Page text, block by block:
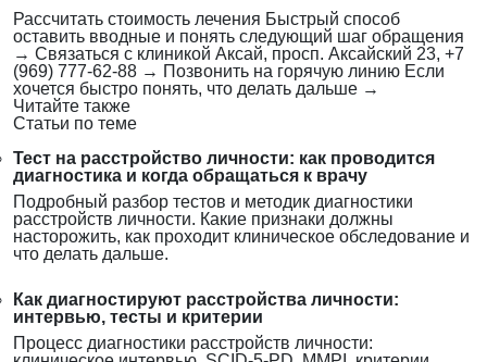
Рассчитать стоимость лечения Быстрый способ
оставить вводные и понять следующий шаг обращения
→ Связаться с клиникой Аксай, просп. Аксайский 23, +7
(969) 777-62-88 → Позвонить на горячую линию Если
хочется быстро понять, что делать дальше →
Читайте также
Статьи по теме
Тест на расстройство личности: как проводится
диагностика и когда обращаться к врачу
Подробный разбор тестов и методик диагностики
расстройств личности. Какие признаки должны
насторожить, как проходит клиническое обследование и
что делать дальше.
Как диагностируют расстройства личности:
интервью, тесты и критерии
Процесс диагностики расстройств личности: